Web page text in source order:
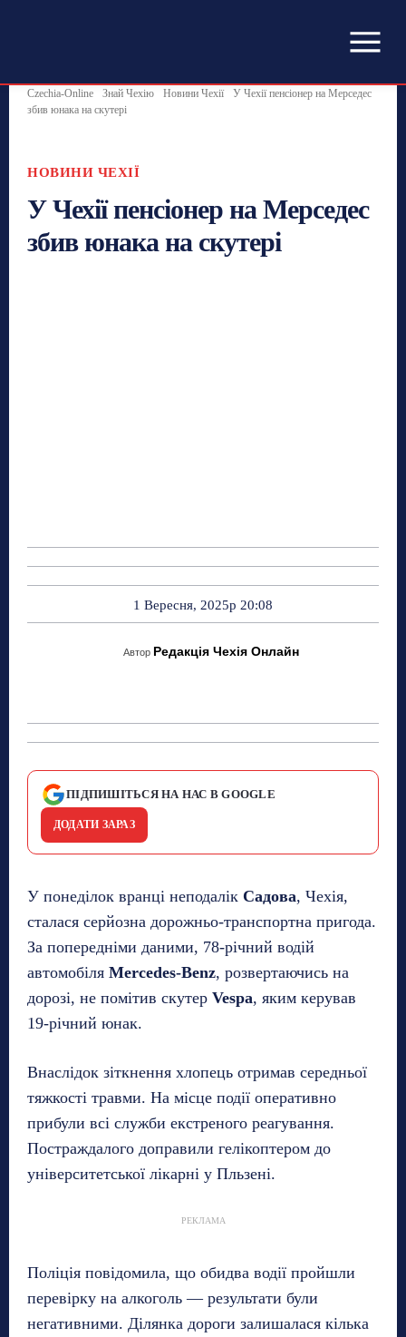
Czechia-Online Знай Чехію Новини Чехії
У Чехії пенсіонер на Мерседес
збив юнака на скутері
НОВИНИ ЧЕХІЇ
У Чехії пенсіонер на Мерседес
збив юнака на скутері
1 Вересня, 2025р 20:08
Автор Редакція Чехія Онлайн
ПІДПИШІТЬСЯ НА НАС В GOOGLE
ДОДАТИ ЗАРАЗ
У понеділок вранці неподалік Садова, Чехія,
сталася серйозна дорожньо-транспортна пригода.
За попередніми даними, 78-річний водій
автомобіля Mercedes-Benz, розвертаючись на
дорозі, не помітив скутер Vespa, яким керував
19-річний юнак.
Внаслідок зіткнення хлопець отримав середньої
тяжкості травми. На місце події оперативно
прибули всі служби екстреного реагування.
Постраждалого доправили гелікоптером до
університетської лікарні у Пльзені.
РЕКЛАМА
Поліція повідомила, що обидва водії пройшли
перевірку на алкоголь — результати були
негативними. Ділянка дороги залишалася кілька